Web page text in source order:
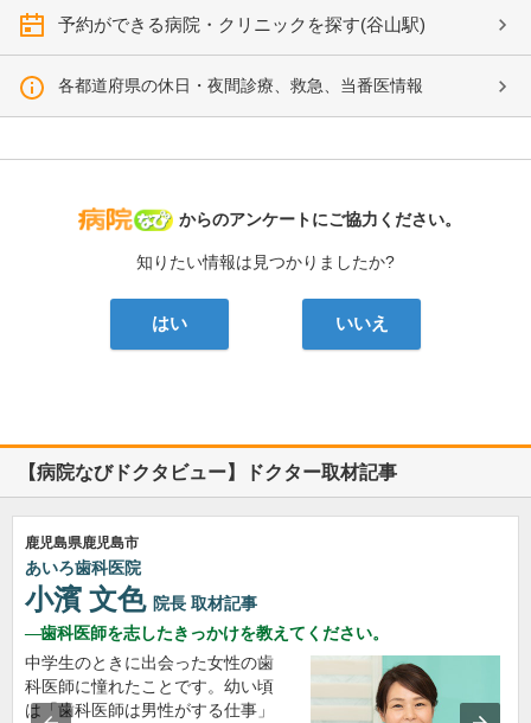
予約ができる病院・クリニックを探す(谷山駅)
各都道府県の休日・夜間診療、救急、当番医情報
病院なび
からのアンケートにご協力ください。
知りたい情報は見つかりましたか?
はい いいえ
【病院なびドクタビュー】ドクター取材記事
鹿児島県鹿児島市
あいろ歯科医院
小濱 文色 院長 取材記事
歯科医師を志したきっかけを教えてください。
中学生のときに出会った女性の歯
科医師に憧れたことです。幼い頃
は「歯科医師は男性がする仕事」